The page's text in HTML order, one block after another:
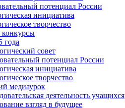
потенциал России
инициатива
творчество
года
совет
потенциал России
инициатива
творчество
медиаурок
деятельность учащихся
взгляд в будущее